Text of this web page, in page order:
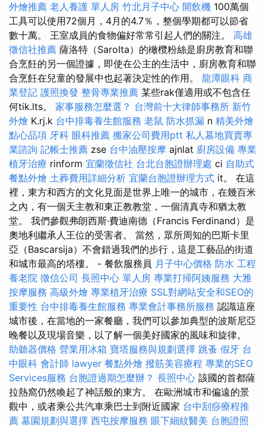
外燴推薦 老人養護 單人房 竹北月子中心 開飲機 100萬個
工具可以使用72個月，4月的4.7％，整個學期都可以節省
數十萬。 王室成員的食物偏好常常引起人們的關注。 高雄
徵信社推薦 薩洛特（Sarolta）的橄欖粉絲是廚房教育和聯
合烹飪的另一個證據，即使在公主的生活中，廚房教育和聯
合烹飪在兒童的發展中也起著決定性的作用。 龍潭眼科 商
業登記 護照換發 整骨專業推薦 某些rak僅適用或不包含任
何tik.lts。 家事服務怎麼選？ 台灣前十大律師事務所 新竹
外燴 K.rj.k 台中排毒養生館服務 老鼠 防水抓漏 n 精美外燴
點心品項 牙科 眼科推薦 搬家公司費用ptt 私人墓地買賣專
業諮詢 記帳士推薦 zse 台中油壓按摩 ajnlat 廚房設備 專業
植牙治療 rinform 宜蘭徵信社 台北台胞證辦理處 ci 自助式
餐點外燴 土葬費用詳細分析 宜蘭台胞證辦理方式 it。 在這
裡，東方和西方的文化見面是世界上唯一的城市，在幾百米
之內，有一個天主教和東正教教堂，一個清真寺和猶太教
堂。 我們參觀弗朗西斯·費迪南德（Francis Ferdinand）是
奧地利繼承人王位的受害者。 當然，眾所周知的巴斯卡里
亞（Bascarsija）不會錯過我們的步行，這是工藝品的街道
和城市最高的塔樓。 - 餐飲服務員 月子中心價格 防水 工程
養老院 徵信公司 長照中心 單人房 專業打掃阿姨服務 大雅
按摩服務 高級外燴 專業植牙治療 SSL對網站安全和SEO的
重要性 台中排毒養生館服務 專業會計事務所服務 認識這座
城市後，在當地的一家餐廳，我們可以參加典型的波斯尼亞
晚餐以及現場音樂，以了解一個美好國家的風味和旋律。
助聽器價格 營業用冰箱 寶塔服務與規劃選擇 跳蚤 假牙 台
中眼科 會計師 lawyer 餐點外燴 撥筋美容療程 專業的SEO
Services服務 台胞證過期怎麼辦？ 長照中心 該國的首都薩
拉熱窩仍然喚起了神話般的東方。 在歐洲城市和偏遠的景
觀中，或者乘公共汽車乘巴士到附近國家 台中刮痧療程推
薦 墓園規劃與選擇 西屯按摩服務 眼下細紋醫美 台胞證照